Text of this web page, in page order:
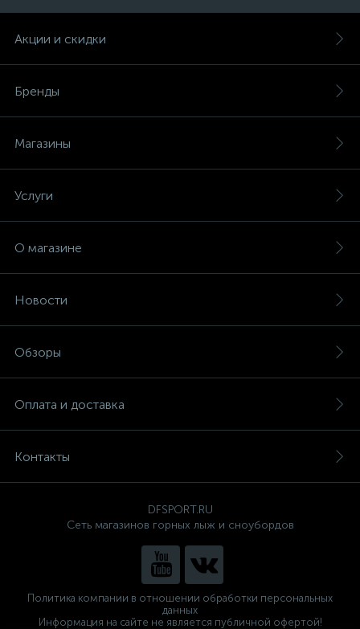
Акции и скидки
Бренды
Магазины
Услуги
О магазине
Новости
Обзоры
Оплата и доставка
Контакты
DFSPORT.RU
Сеть магазинов горных лыж и сноубордов
Политика компании в отношении обработки персональных
данных
Информация на сайте не является публичной офертой!